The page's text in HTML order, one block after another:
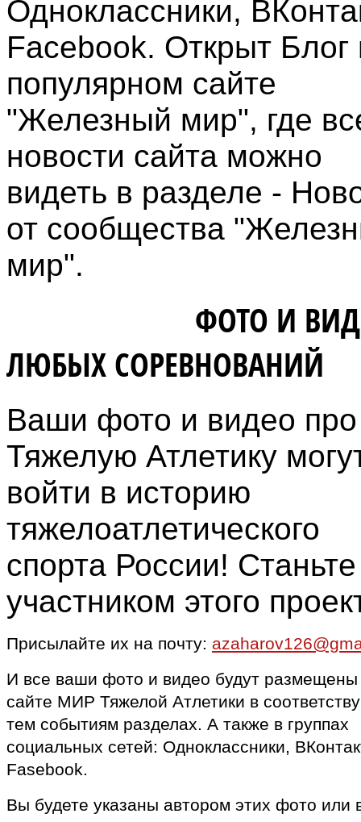
Одноклассники,
Facebook. Открыт Блог
популярном сайте
"Железный мир", где
новости сайта можно
видеть в разделе -
от сообщества
мир".
ФОТО И
ЛЮБЫХ СОРЕВНОВАНИЙ
Ваши фото и видео про
Тяжелую Атлетику
войти в историю
тяжелоатлетического
спорта России! Станьте
участником этого
Присылайте их на почту:
И все ваши фото и видео будут размещены
сайте МИР Тяжелой Атлетики в
тем событиям разделах. А также в группах
социальных сетей: Одноклассники,
Fasebook.
Вы будете указаны автором этих фото или